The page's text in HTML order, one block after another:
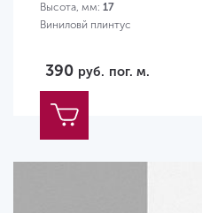
Высота, мм: 17
Виниловй плинтус
390 руб. пог. м.